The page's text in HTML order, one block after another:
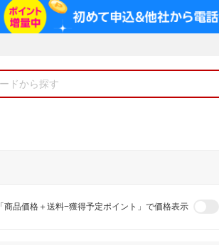
「商品価格＋送料−獲得予定ポイント」で価格表示